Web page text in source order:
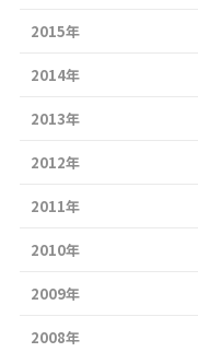
2015年
2014年
2013年
2012年
2011年
2010年
2009年
2008年